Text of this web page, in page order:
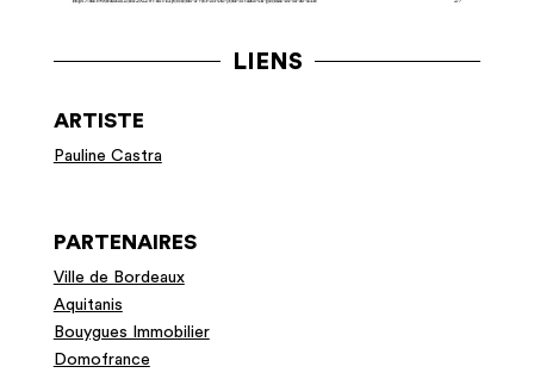
LIENS
ARTISTE
Pauline Castra
PARTENAIRES
Ville de Bordeaux
Aquitanis
Bouygues Immobilier
Domofrance